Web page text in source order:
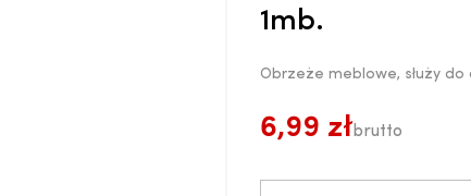
1mb.
Obrzeże meblowe, służy
6,99 złbrutto